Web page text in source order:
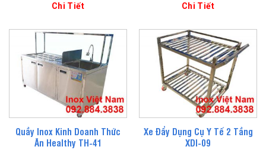
Chi Tiết Chi Tiết
Quầy Inox Kinh Doanh Thức
Ăn Healthy TH-41
Xe Đẩy Dụng Cụ Y Tế 2 Tầng
XDI-09